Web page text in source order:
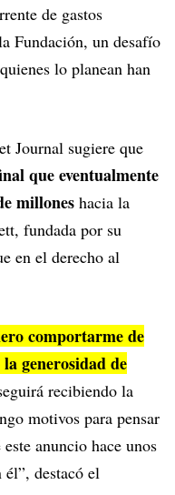
de gastos
Fundación, un desafío
lo planean han
Journal sugiere que
que eventualmente
millones hacia la
fundada por su
en el derecho al
comportarme de
generosidad de
recibiendo la
motivos para pensar
anuncio hace unos
destacó el